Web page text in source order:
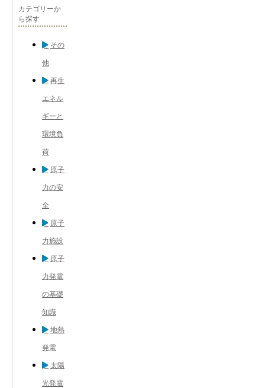
カテゴリーか
ら探す
その
他
再生
エネル
ギーと
環境負
荷
原子
力の安
全
原子
力施設
原子
力発電
の基礎
知識
地熱
発電
太陽
光発電